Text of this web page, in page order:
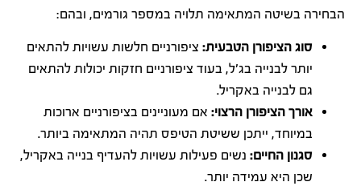
הבחירה בשיטה המתאימה תלויה במספר גורמים, ובהם:
סוג הציפורן הטבעית: ציפורניים חלשות עשויות להתאים
יותר לבנייה בג'ל, בעוד ציפורניים חזקות יכולות להתאים
גם לבנייה באקריל.
אורך הציפורן הרצוי: אם מעוניינים בציפורניים ארוכות
במיוחד, ייתכן ששיטת הטיפס תהיה המתאימה ביותר.
סגנון החיים: נשים פעילות עשויות להעדיף בנייה באקריל,
שכן היא עמידה יותר.